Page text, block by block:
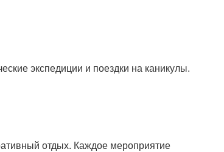
экспедиции и поездки на каникулы.
отдых. Каждое мероприятие